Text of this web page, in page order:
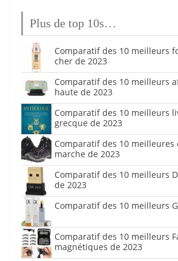
Plus de top 10s…
Comparatif des 10 meilleurs
cher de 2023
Comparatif des 10 meilleurs
haute de 2023
Comparatif des 10 meilleurs
grecque de 2023
Comparatif des 10 meilleures
marche de 2023
Comparatif des 10 meilleurs
de 2023
Comparatif des 10 meilleurs
Comparatif des 10 meilleurs
magnétiques de 2023